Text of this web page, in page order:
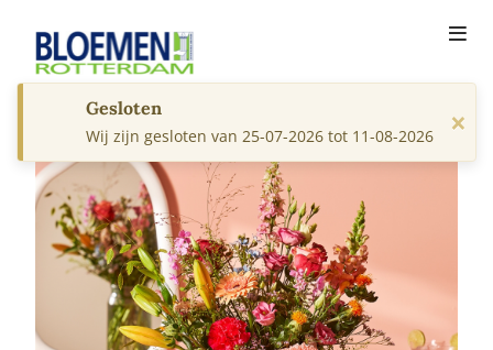
Gesloten
Wij zijn gesloten van 25-07-2026 tot 11-08-2026 ×